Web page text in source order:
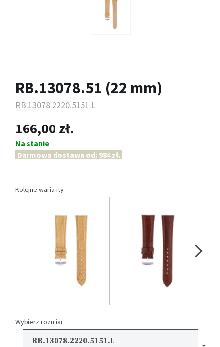
RB.13078.51 (22 mm)
RB.13078.2220.5151.L
166,00 zł.
Na stanie
Darmowa dostawa od: 984 zł.
Kolejne warianty
Wybierz rozmiar
RB.13078.2220.5151.L